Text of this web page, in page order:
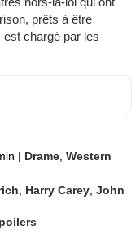
prêts à être
chargé par les
| Drame,Western
, Harry Carey,John